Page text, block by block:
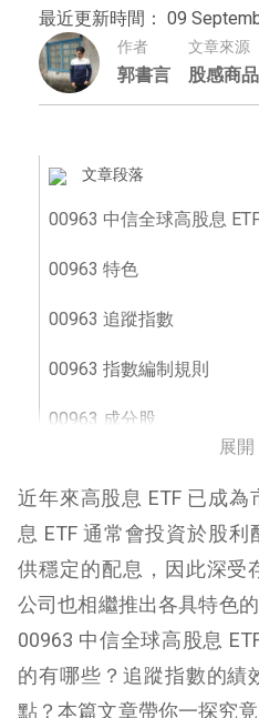
最近更新時間： 09
作者
郭書言
文章來源
股感商
文章段落
00963 中信全球高股息
00963 特色
00963 追蹤指數
00963 指數編制規則
00963 成分股
00963 績效表現
00963 優缺點
展開
近年來高股息 ETF 已成
息 ETF 通常會投資於股
供穩定的配息，因此深受
公司也相繼推出各具特色
00963 中信全球高股息
的有哪些？追蹤指數的績
點？本篇文章帶你一探究竟